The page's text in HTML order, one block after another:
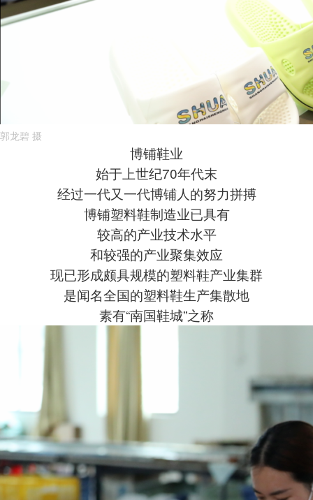
郭龙碧 摄
博铺鞋业
始于上世纪70年代末
经过一代又一代博铺人的努力拼搏
博铺塑料鞋制造业已具有
较高的产业技术水平
和较强的产业聚集效应
现已形成颇具规模的塑料鞋产业集群
是闻名全国的塑料鞋生产集散地
素有“南国鞋城”之称